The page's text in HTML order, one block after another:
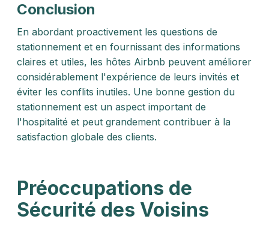
Conclusion
En abordant proactivement les questions de
stationnement et en fournissant des informations
claires et utiles, les hôtes Airbnb peuvent améliorer
considérablement l'expérience de leurs invités et
éviter les conflits inutiles. Une bonne gestion du
stationnement est un aspect important de
l'hospitalité et peut grandement contribuer à la
satisfaction globale des clients.
Préoccupations de
Sécurité des Voisins